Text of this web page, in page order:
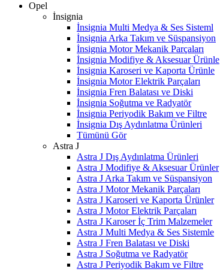
Opel
İnsignia
İnsignia Multi Medya & Ses Sisteml
İnsignia Arka Takım ve Süspansiyon
İnsignia Motor Mekanik Parçaları
İnsignia Modifiye & Aksesuar Ürünle
İnsignia Karoseri ve Kaporta Ürünle
İnsignia Motor Elektrik Parçaları
İnsignia Fren Balatası ve Diski
İnsignia Soğutma ve Radyatör
İnsignia Periyodik Bakım ve Filtre
İnsignia Dış Aydınlatma Ürünleri
Tümünü Gör
Astra J
Astra J Dış Aydınlatma Ürünleri
Astra J Modifiye & Aksesuar Ürünler
Astra J Arka Takım ve Süspansiyon
Astra J Motor Mekanik Parçaları
Astra J Karoseri ve Kaporta Ürünler
Astra J Motor Elektrik Parçaları
Astra J Karoser İç Trim Malzemeler
Astra J Multi Medya & Ses Sistemle
Astra J Fren Balatası ve Diski
Astra J Soğutma ve Radyatör
Astra J Periyodik Bakım ve Filtre